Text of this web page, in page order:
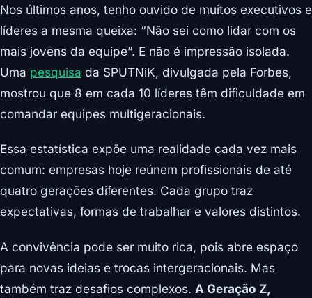
Nos últimos anos, tenho ouvido de muitos executivos e
líderes a mesma queixa: “Não sei como lidar com os
mais jovens da equipe”. E não é impressão isolada.
Uma pesquisa da SPUTNiK, divulgada pela Forbes,
mostrou que 8 em cada 10 líderes têm dificuldade em
comandar equipes multigeracionais.
Essa estatística expõe uma realidade cada vez mais
comum: empresas hoje reúnem profissionais de até
quatro gerações diferentes. Cada grupo traz
expectativas, formas de trabalhar e valores distintos.
A convivência pode ser muito rica, pois abre espaço
para novas ideias e trocas intergeracionais. Mas
também traz desafios complexos. A Geração Z,